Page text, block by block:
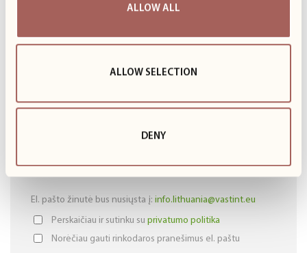
ALLOW ALL
ALLOW SELECTION
DENY
El. pašto žinutė bus nusiųsta į: info.lithuania@vastint.eu
Perskaičiau ir sutinku su privatumo politika
Norėčiau gauti rinkodaros pranešimus el. paštu